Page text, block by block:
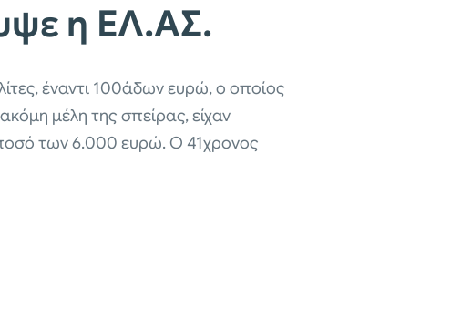
η ΕΛ.ΑΣ.
έναντι 100άδων ευρώ, ο οποίος
μέλη της σπείρας, είχαν
των 6.000 ευρώ. Ο 41χρονος